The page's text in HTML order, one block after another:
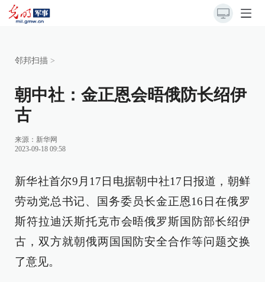
邻邦扫描 >
朝中社：金正恩会晤俄防长绍伊
古
来源： 新华网
2023-09-18 09:58
新华社首尔9月17日电据朝中社17日报道，朝鲜
劳动党总书记、国务委员长金正恩16日在俄罗
斯符拉迪沃斯托克市会晤俄罗斯国防部长绍伊
古，双方就朝俄两国国防安全合作等问题交换
了意见。